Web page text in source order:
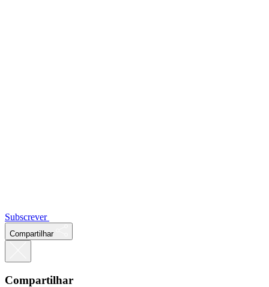
Subscrever
Compartilhar
Compartilhar